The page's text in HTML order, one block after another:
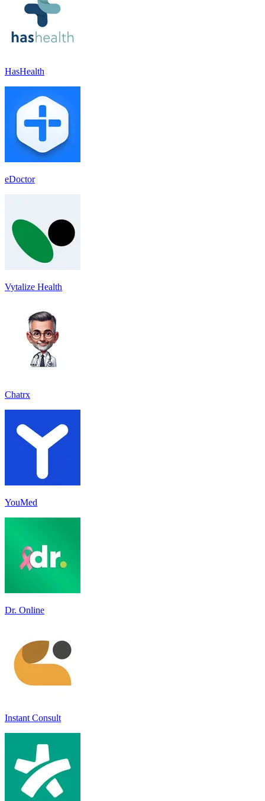
HasHealth
eDoctor
Vytalize Health
Chatrx
YouMed
Dr. Online
Instant Consult